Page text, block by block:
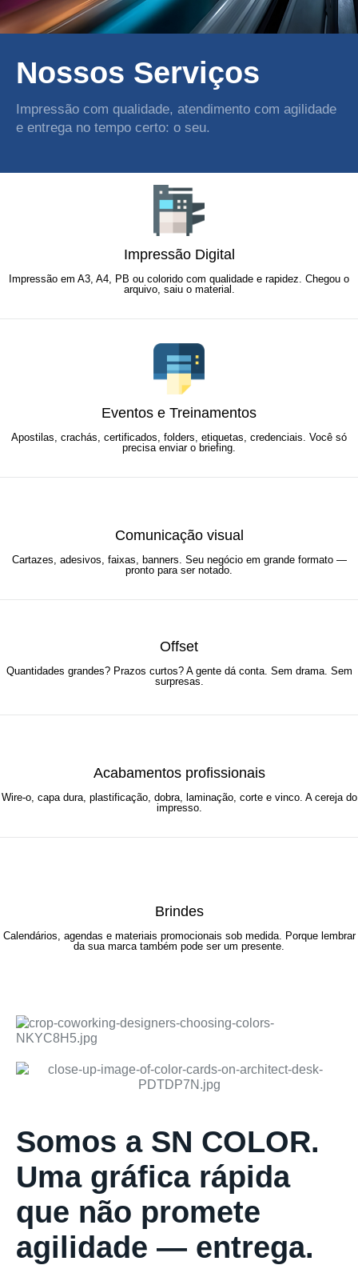
Nossos Serviços
Impressão com qualidade, atendimento com agilidade
e entrega no tempo certo: o seu.
Impressão Digital
Impressão em A3, A4, PB ou colorido com qualidade e rapidez. Chegou o
arquivo, saiu o material.
Eventos e Treinamentos
Apostilas, crachás, certificados, folders, etiquetas, credenciais. Você só
precisa enviar o briefing.
Comunicação visual
Cartazes, adesivos, faixas, banners. Seu negócio em grande formato —
pronto para ser notado.
Offset
Quantidades grandes? Prazos curtos? A gente dá conta. Sem drama. Sem
surpresas.
Acabamentos profissionais
Wire-o, capa dura, plastificação, dobra, laminação, corte e vinco. A cereja do
impresso.
Brindes
Calendários, agendas e materiais promocionais sob medida. Porque lembrar
da sua marca também pode ser um presente.
Somos a SN COLOR.
Uma gráfica rápida
que não promete
agilidade — entrega.